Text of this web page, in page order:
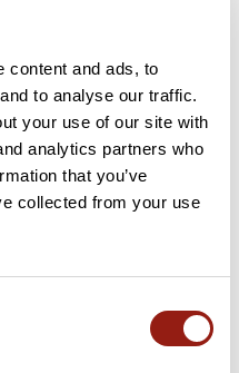
content and ads, to
to analyse our traffic.
your use of our site with
analytics partners who
that you’ve
collected from your use
opinión
km por caminos y 2,7 km
desnivel acumulado de más